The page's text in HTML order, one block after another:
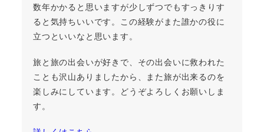
数年かかると思いますが少しずつでもすっきりす
ると気持ちいいです。この経験がまた誰かの役に
立つといいなと思います。
旅と旅の出会いが好きで、その出会いに救われた
ことも沢山ありましたから、また旅が出来るのを
楽しみにしています。どうぞよろしくお願いしま
す。